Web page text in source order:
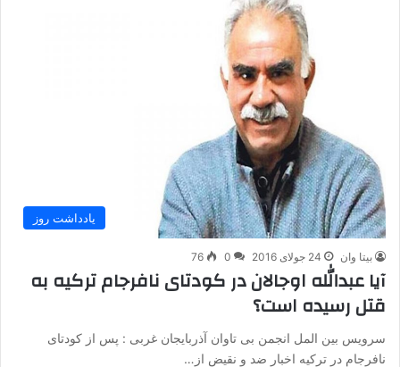
یادداشت روز
بیتا وان 24 جولای 2016 0
76
آیا عبدالله اوجالان در کودتای نافرجام ترکیه به
قتل رسیده است؟
سرویس بین المل انجمن بی تاوان آذربایجان غربی : پس از کودتای
نافرجام در ترکیه اخبار ضد و نقیض از…